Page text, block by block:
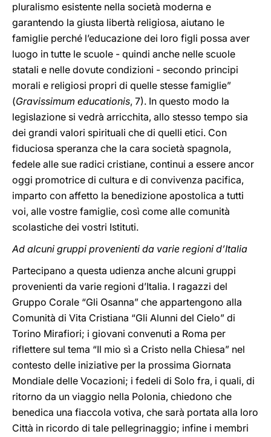
pluralismo esistente nella società moderna e
garantendo la giusta libertà religiosa, aiutano le
famiglie perché l’educazione dei loro figli possa aver
luogo in tutte le scuole - quindi anche nelle scuole
statali e nelle dovute condizioni - secondo principi
morali e religiosi propri di quelle stesse famiglie”
(Gravissimum educationis, 7). In questo modo la
legislazione si vedrà arricchita, allo stesso tempo sia
dei grandi valori spirituali che di quelli etici. Con
fiduciosa speranza che la cara società spagnola,
fedele alle sue radici cristiane, continui a essere ancor
oggi promotrice di cultura e di convivenza pacifica,
imparto con affetto la benedizione apostolica a tutti
voi, alle vostre famiglie, così come alle comunità
scolastiche dei vostri Istituti.
Ad alcuni gruppi provenienti da varie regioni d’Italia
Partecipano a questa udienza anche alcuni gruppi
provenienti da varie regioni d’Italia. I ragazzi del
Gruppo Corale “Gli Osanna” che appartengono alla
Comunità di Vita Cristiana “Gli Alunni del Cielo” di
Torino Mirafiori; i giovani convenuti a Roma per
riflettere sul tema “Il mio sì a Cristo nella Chiesa” nel
contesto delle iniziative per la prossima Giornata
Mondiale delle Vocazioni; i fedeli di Solo fra, i quali, di
ritorno da un viaggio nella Polonia, chiedono che
benedica una fiaccola votiva, che sarà portata alla loro
Città in ricordo di tale pellegrinaggio; infine i membri